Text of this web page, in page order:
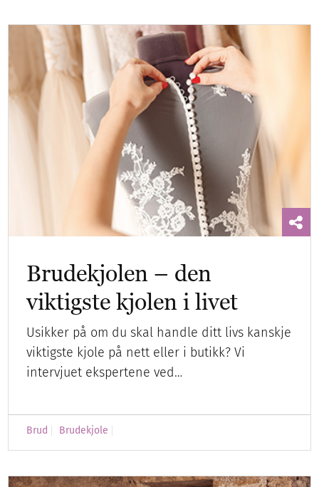
Brudekjolen – den
viktigste kjolen i livet
Usikker på om du skal handle ditt livs kanskje
viktigste kjole på nett eller i butikk? Vi
intervjuet ekspertene ved…
Brud Brudekjole